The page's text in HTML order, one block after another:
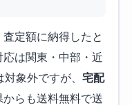
定額に納得したと
は関東・中部・近
象外ですが、 宅配
らも送料無料で送